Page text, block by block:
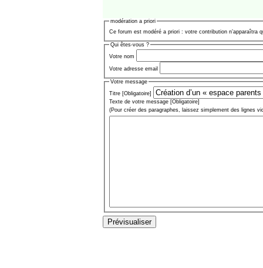
modération a priori
Ce forum est modéré a priori : votre contribution n’apparaîtra
Qui êtes-vous ?
Votre nom
Votre adresse email
Votre message
Titre [Obligatoire]
Texte de votre message [Obligatoire]
(Pour créer des paragraphes, laissez simplement des lignes